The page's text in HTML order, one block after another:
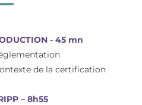
- 45 mn
de la certification
– 8h55